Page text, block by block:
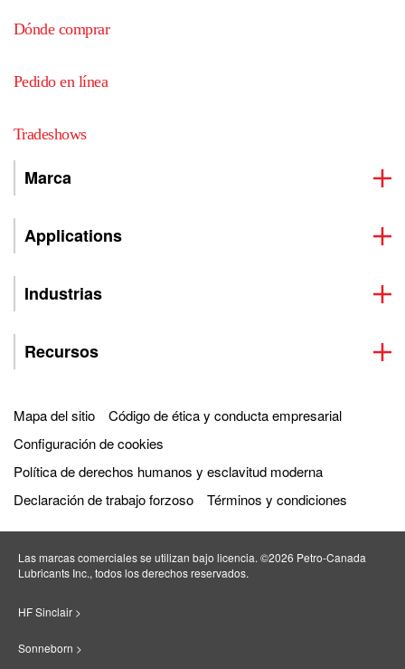
Dónde comprar
Pedido en línea
Tradeshows
Marca
Applications
Industrias
Recursos
Mapa del sitio
Código de ética y conducta empresarial
Configuración de cookies
Política de derechos humanos y esclavitud moderna
Declaración de trabajo forzoso
Términos y condiciones
Las marcas comerciales se utilizan bajo licencia. ©2026 Petro‐Canada
Lubricants Inc., todos los derechos reservados.
HF Sinclair >
Sonneborn >